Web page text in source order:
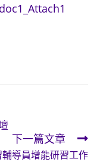
下一篇文章
輔導員增能研習工作